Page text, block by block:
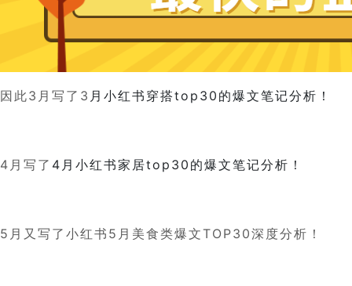
因此3月写了 3 月小红书穿搭top30的爆文笔记分析！
4月写了 4月小红书家居top30的爆文笔记分析！
5月又写了小红书5月美食类爆文TOP30深度分析！